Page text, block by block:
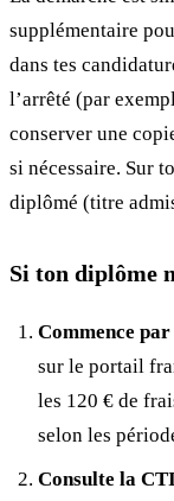
supplémentaire
dans tes
l’arrêté (par
conserver une
si nécessaire. Sur
diplômé (titre
Si ton diplôme
Commence
sur le portail
les 120 € de
selon les
Consulte la